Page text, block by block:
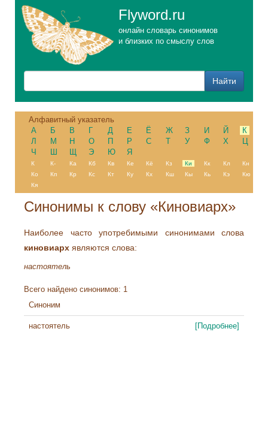
Flyword.ru
онлайн словарь синонимов
и близких по смыслу слов
Алфавитный указатель
А
Б В Г Д Е Ё Ж З И Й
К
Л
М Н О П Р С Т У Ф Х
Ц
Ч
Ш Щ Э Ю Я
К К- Ка Кб Кв Ке Кё Кз Ки Кк Кл
Кн
Ко
Кп Кр Кс Кт Ку Кх Кш Кы Кь Кэ
Кю
Кя
Синонимы к слову «Киновиарх»
Наиболее часто употребимыми синонимами слова
киновиарх являются слова:
настоятель
Всего найдено синонимов: 1
Синоним
настоятель [Подробнее]